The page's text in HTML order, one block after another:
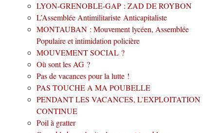
LYON-GRENOBLE-GAP : ZAD DE ROYBON
L’Assemblée Antimilitariste Anticapitaliste
MONTAUBAN : Mouvement lycéen, Assemblée
Populaire et intimidation policière
MOUVEMENT SOCIAL ?
Où sont les AG ?
Pas de vacances pour la lutte !
PAS TOUCHE A MA POUBELLE
PENDANT LES VACANCES, L’EXPLOITATION
CONTINUE
Poil à gratter